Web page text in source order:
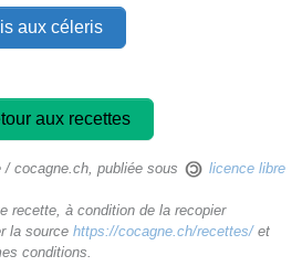
aux céleris
aux recettes
cocagne.ch, publiée sous
licence libre
recette, à condition de la recopier
la source https://cocagne.ch/recettes/et
conditions.